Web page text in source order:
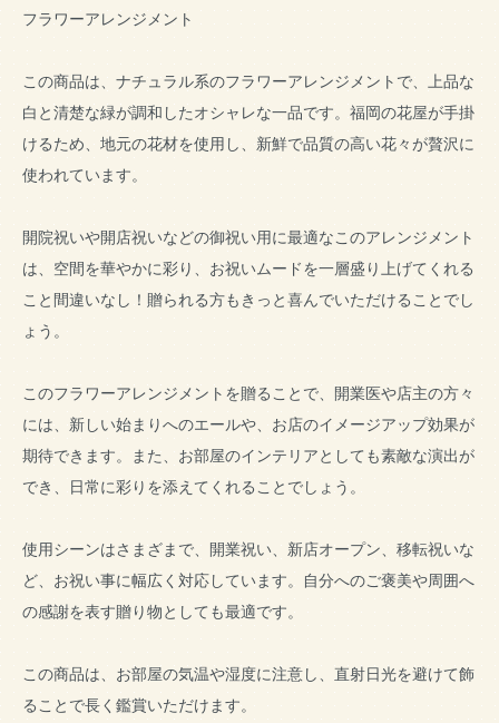
フラワーアレンジメント
この商品は、ナチュラル系のフラワーアレンジメントで、上品な
白と清楚な緑が調和したオシャレな一品です。福岡の花屋が手掛
けるため、地元の花材を使用し、新鮮で品質の高い花々が贅沢に
使われています。
開院祝いや開店祝いなどの御祝い用に最適なこのアレンジメント
は、空間を華やかに彩り、お祝いムードを一層盛り上げてくれる
こと間違いなし！贈られる方もきっと喜んでいただけることでし
ょう。
このフラワーアレンジメントを贈ることで、開業医や店主の方々
には、新しい始まりへのエールや、お店のイメージアップ効果が
期待できます。また、お部屋のインテリアとしても素敵な演出が
でき、日常に彩りを添えてくれることでしょう。
使用シーンはさまざまで、開業祝い、新店オープン、移転祝いな
ど、お祝い事に幅広く対応しています。自分へのご褒美や周囲へ
の感謝を表す贈り物としても最適です。
この商品は、お部屋の気温や湿度に注意し、直射日光を避けて飾
ることで長く鑑賞いただけます。